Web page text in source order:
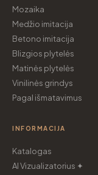
Mozaika
Medžio imitacija
Betono imitacija
Blizgios plytelės
Matinės plytelės
Vinilinės grindys
Pagal išmatavimus
INFORMACIJA
Katalogas
AI Vizualizatorius ✦